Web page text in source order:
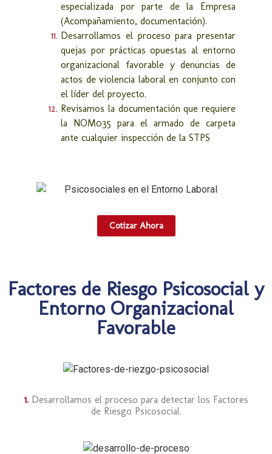
especializada por parte de la Empresa
(Acompañamiento, documentación).
Desarrollamos el proceso para presentar
quejas por prácticas opuestas al entorno
organizacional favorable y denuncias de
actos de violencia laboral en conjunto con
el líder del proyecto.
Revisamos la documentación que requiere
la NOM035 para el armado de carpeta
ante cualquier inspección de la STPS
Cotizar Ahora
Factores de Riesgo Psicosocial y
Entorno Organizacional
Favorable
1. Desarrollamos el proceso para detectar los Factores
de Riesgo Psicosocial.